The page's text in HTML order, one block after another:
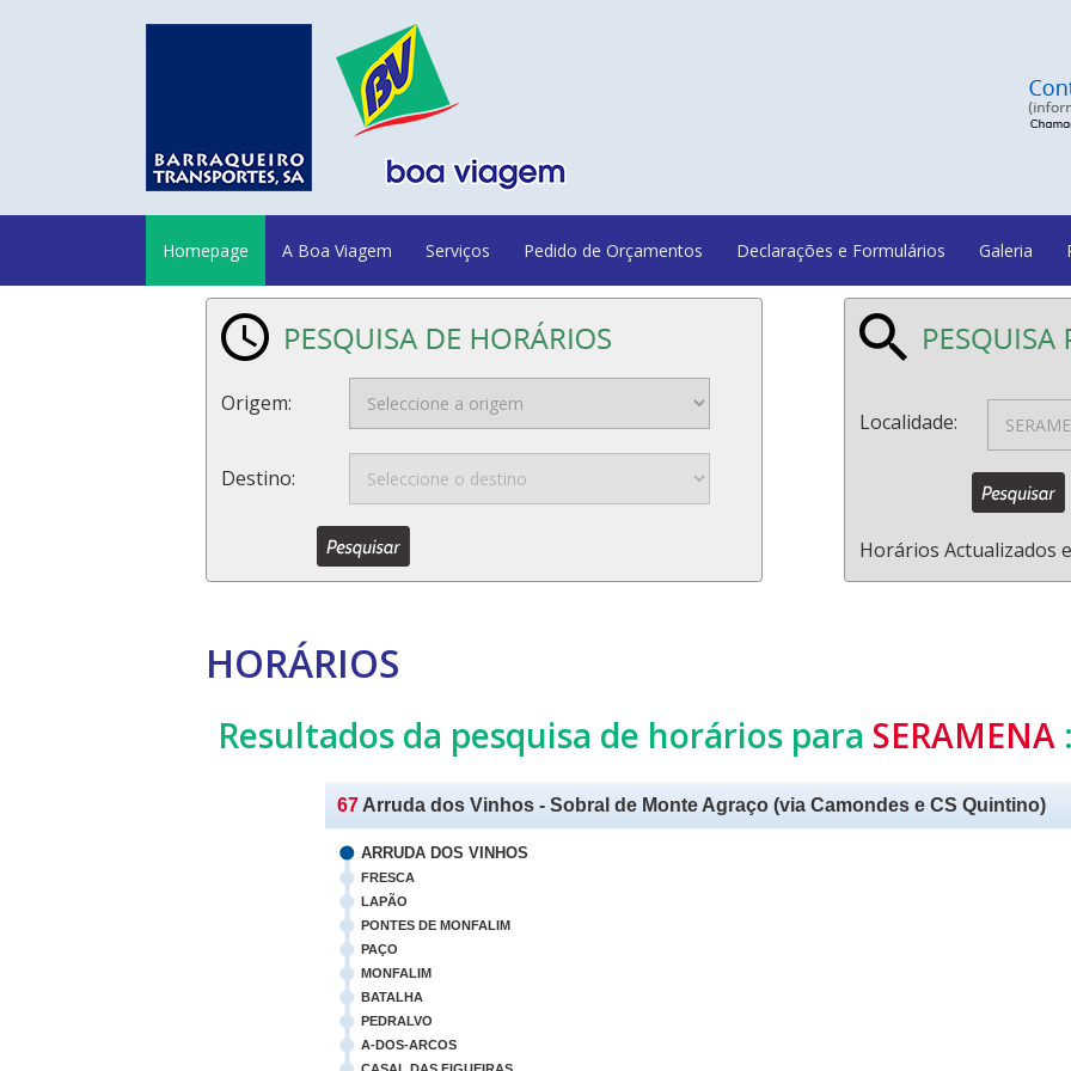
Homepage A Boa Viagem Serviços Pedido de Orçamentos Declarações e Formulários Galeria
Origem:
Destino:
Localidade:
Horários Actualizados
HORÁRIOS
Resultados da pesquisa de horários para SERAMENA :
67 Arruda dos Vinhos - Sobral de Monte Agraço (via Camondes e CS Quintino)
ARRUDA DOS VINHOS
FRESCA
LAPÃO
PONTES DE MONFALIM
PAÇO
MONFALIM
BATALHA
PEDRALVO
A-DOS-ARCOS